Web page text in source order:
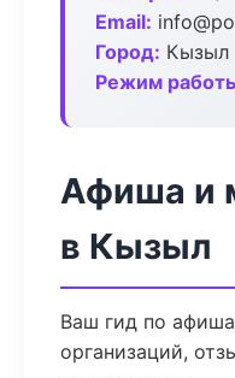
Email:
Город: Кызыл
Режим
Афиша и
в Кызыл
Ваш гид по
организаций,